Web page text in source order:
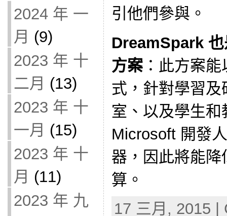
2024 年 一
月 (9)
2023 年 十
二月 (13)
2023 年 十
一月 (15)
2023 年 十
月 (11)
2023 年 九
引他們參與。
DreamSpark
方案：此方案能
式，針對學習
室、以及學生
Microsoft 開發
器，因此將能
算。
17 三月, 2015